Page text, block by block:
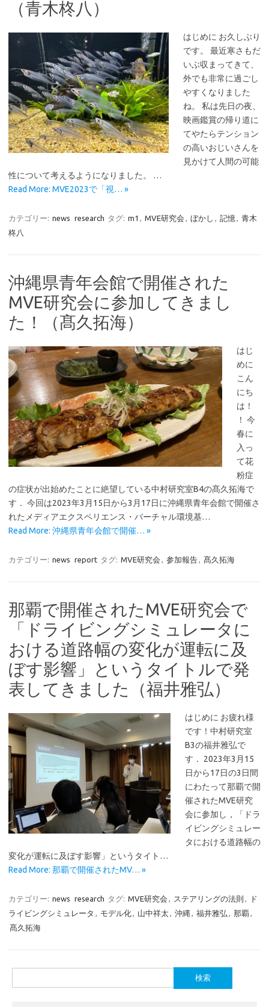
（青木柊八）
はじめに お久しぶり
です。 最近寒さもだ
いぶ収まってきて、
外でも非常に過ごし
やすくなりました
ね。 私は先日の夜、
映画鑑賞の帰り道に
てやたらテンション
の高いおじいさんを
見かけて人間の可能
性について考えるようになりました。 …
Read More: MVE2023で「視… »
カテゴリー: news research タグ: m1 , MVE研究会 , ぼかし , 記憶, 青木
柊八
沖縄県青年会館で開催された
MVE研究会に参加してきまし
た！（髙久拓海）
はじ
めに
こん
にち
は！
！ 今
春に
入っ
て花
粉症
の症状が出始めたことに絶望している中村研究室B4の髙久拓海で
す． 今回は2023年3月15日から3月17日に沖縄県青年会館で開催さ
れたメディアエクスペリエンス・バーチャル環境基…
Read More: 沖縄県青年会館で開催… »
カテゴリー: news report タグ: MVE研究会 , 参加報告, 髙久拓海
那覇で開催されたMVE研究会で
「ドライビングシミュレータに
おける道路幅の変化が運転に及
ぼす影響」というタイトルで発
表してきました（福井雅弘）
はじめに お疲れ様
です！中村研究室
B3の福井雅弘で
す． 2023年3月15
日から17日の3日間
にわたって那覇で開
催されたMVE研究
会に参加し，「ドラ
イビングシミュレー
タにおける道路幅の
変化が運転に及ぼす影響」というタイト…
Read More: 那覇で開催されたMV… »
カテゴリー: news research タグ: MVE研究会 , ステアリングの法則 ,
ド
ライビングシミュレータ , モデル化, 山中祥太, 沖縄 , 福井雅弘 , 那覇 ,
髙久拓海
索: